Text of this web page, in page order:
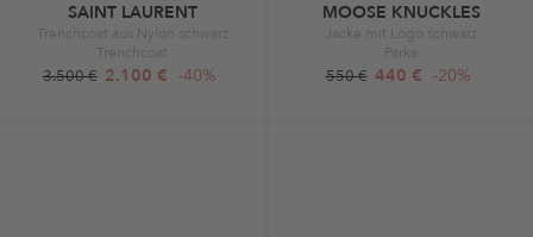
SAINT LAURENT
Trenchcoat aus Nylon schwarz
Trenchcoat
3.500 € 2.100 € -40%
MOOSE KNUCKLES
Jacke mit Logo schwarz
Parka
550 € 440 € -20%